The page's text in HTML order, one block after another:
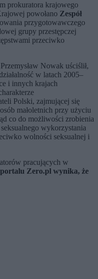
prokuratora krajowego
powołano Zespół
przygotowawczego
grupy przestępczej
przeciwko
Nowak uściślił,
w latach 2005–
i innych krajach
Polski, zajmującej się
małoletnich przy użyciu
co do możliwości zrobienia
wykorzystania
wolności seksualnej i
pracujących w
Zero.pl wynika, że